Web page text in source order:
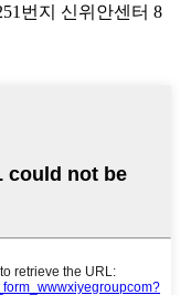
번지 신위안센터 8